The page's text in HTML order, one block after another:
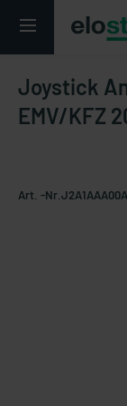
Joystick
EMV/KFZ
Art. -Nr. J2A1AAA00A